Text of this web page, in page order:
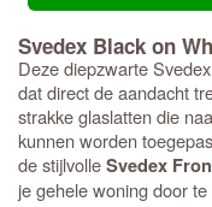
Svedex Black on
Deze diepzwarte
dat direct de aandacht
strakke glaslatten die
kunnen worden
de stijlvolleSvedex
je gehele woning door